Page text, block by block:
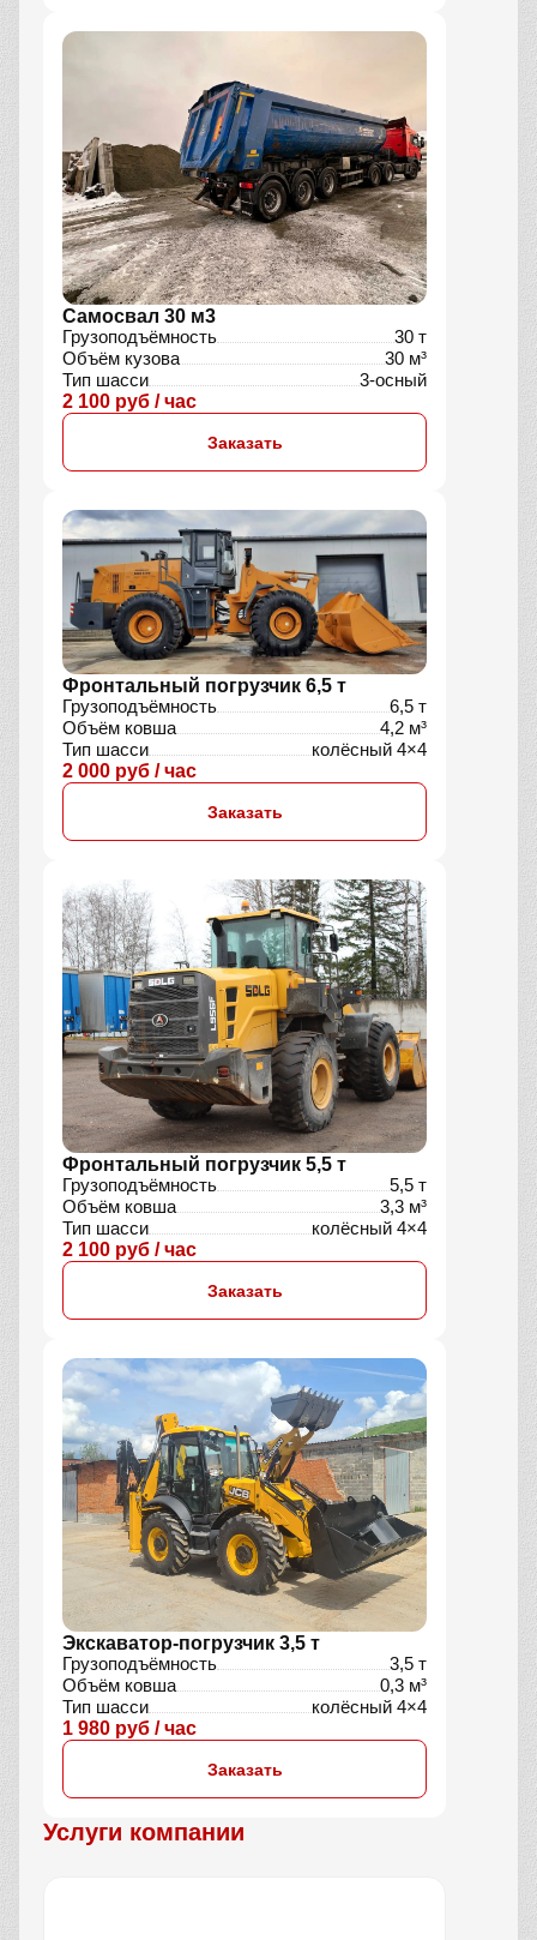
Самосвал 30 м3
Грузоподъёмность
30 т
Объём кузова
30 м³
Тип шасси
3-осный
2 100 руб / час
Заказать
Фронтальный погрузчик 6,5 т
Грузоподъёмность
6,5 т
Объём ковша
4,2 м³
Тип шасси
колёсный 4×4
2 000 руб / час
Заказать
Фронтальный погрузчик 5,5 т
Грузоподъёмность
5,5 т
Объём ковша
3,3 м³
Тип шасси
колёсный 4×4
2 100 руб / час
Заказать
Экскаватор-погрузчик 3,5 т
Грузоподъёмность
3,5 т
Объём ковша
0,3 м³
Тип шасси
колёсный 4×4
1 980 руб / час
Заказать
Услуги компании